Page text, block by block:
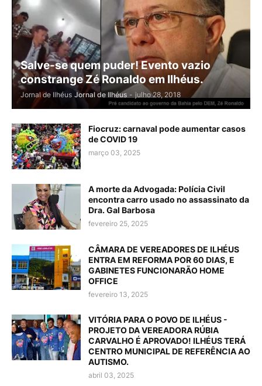
Salve-se quem puder! Evento vazio
constrange Zé Ronaldo em Ilhéus.
Jornal de Ilhéus Jornal de Ilhéus - julho 28, 2018
Fiocruz: carnaval pode aumentar casos
de COVID 19
março 03, 2025
A morte da Advogada: Polícia Civil
encontra carro usado no assassinato da
Dra. Gal Barbosa
fevereiro 25, 2025
CÂMARA DE VEREADORES DE ILHÉUS
ENTRA EM REFORMA POR 60 DIAS, E
GABINETES FUNCIONARÃO HOME
OFFICE
fevereiro 13, 2025
VITÓRIA PARA O POVO DE ILHÉUS -
PROJETO DA VEREADORA RÚBIA
CARVALHO É APROVADO! ILHÉUS TERÁ
CENTRO MUNICIPAL DE REFERÊNCIA AO
AUTISMO.
abril 03, 2025